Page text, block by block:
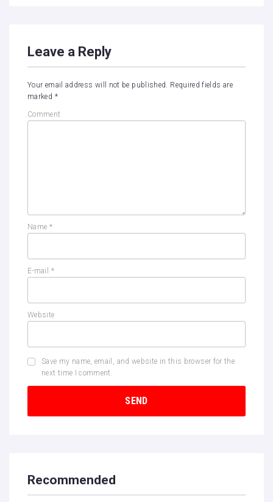
Leave a Reply
Your email address will not be published. Required fields are
marked *
Comment
Name *
E-mail *
Website
Save my name, email, and website in this browser for the
next time I comment.
Recommended